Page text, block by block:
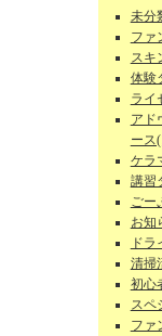
未分
ファ
スキ
体験
ライ
アド
ース
ケラ
講習
ごー
お知
ド
清掃
初心
スペ
ファ